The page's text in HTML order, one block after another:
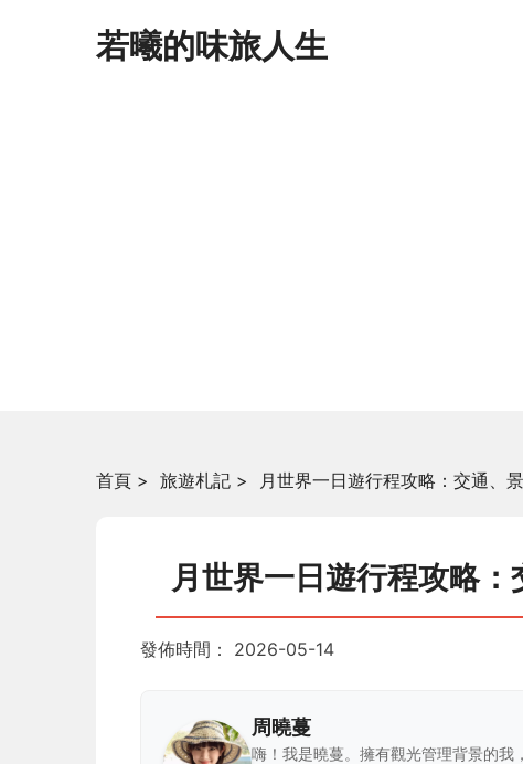
若曦的味旅人生
首頁 > 旅遊札記 > 月世界一日遊行程攻略：交通、
月世界一日遊行程攻略
發佈時間： 2026-05-14
周曉蔓
嗨！我是曉蔓。擁有觀光管理背景的